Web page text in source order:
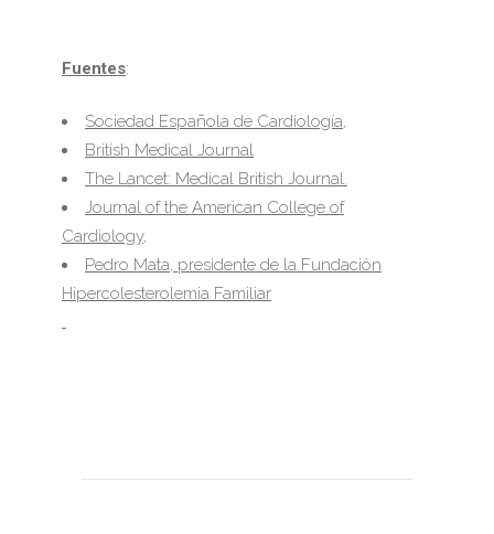
Fuentes:
Sociedad Española de Cardiología,
British Medical Journal
The Lancet: Medical British Journal.
Journal of the American College of
Cardiology,
Pedro Mata, presidente de la Fundación
Hipercolesterolemia Familiar